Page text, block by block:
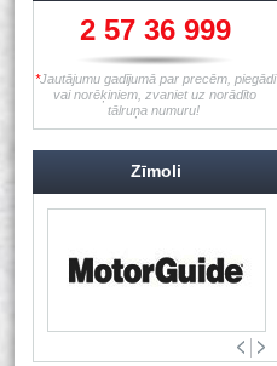
2 57 36 999
*Jautājumu gadījumā par precēm, piegādi
vai norēķiniem, zvaniet uz norādīto
tālruņa numuru!
Zīmoli